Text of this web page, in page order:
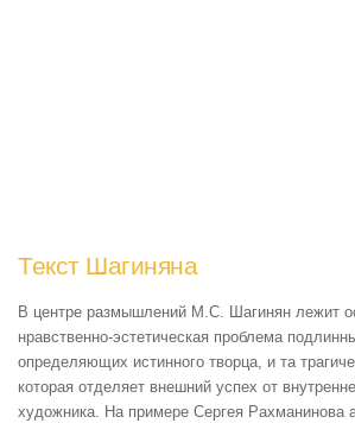
Текст Шагиняна
В центре размышлений М.С. Шагинян лежит
нравственно-эстетическая проблема
определяющих истинного творца, и та
которая отделяет внешний успех от
художника. На примере Сергея Рахманинова